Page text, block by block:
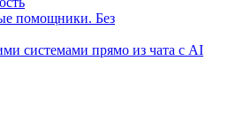
помощники. Без
системами прямо из чата с AI